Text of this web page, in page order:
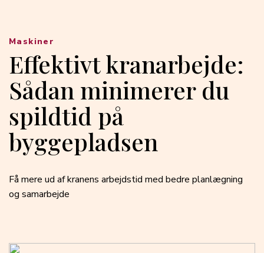
Effektivt kranarbejde:
Sådan minimerer du
spildtid på
byggepladsen
Få mere ud af kranens arbejdstid med bedre planlægning
og samarbejde
Maskiner